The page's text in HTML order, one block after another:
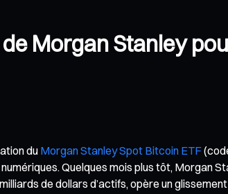
de Morgan Stanley
du Morgan Stanley Spot Bitcoin ETF
Quelques mois plus tôt, Morgan
de dollars d’actifs, opère un